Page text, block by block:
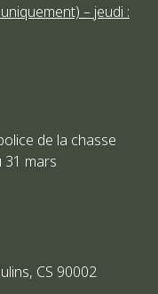
CS 90002
– jeudi :
de la chasse
31 mars